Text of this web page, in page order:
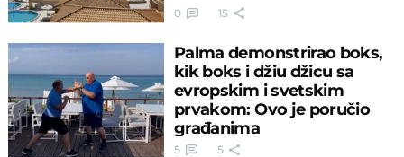
0 15
Palma demonstrirao boks,
kik boks i džiu džicu sa
evropskim i svetskim
prvakom: Ovo je poručio
građanima
5 5